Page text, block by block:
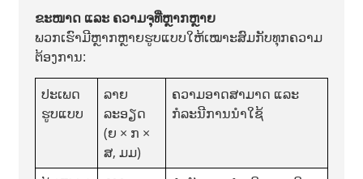
ຂະໜາດ ແລະ ຄວາມຈຸທີ່ຫຼາກຫຼາຍ
ພວກເຮົາມີຫຼາກຫຼາຍຮູບແບບໃຫ້ເໝາະສົມກັບທຸກຄວາມ
ຕ້ອງການ:
ປະເພດ
ຮູບແບບ
ລາຍ
ລະອຽດ
(ຍ × ກ ×
ສ, ມມ)
ຄວາມອາດສາມາດ ແລະ
ກໍລະນີການນຳໃຊ້